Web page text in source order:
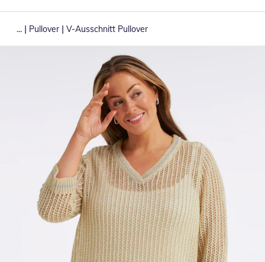
... | Pullover | V-Ausschnitt Pullover